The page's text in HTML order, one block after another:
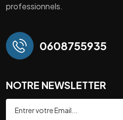
professionnels.
0608755935
NOTRE NEWSLETTER